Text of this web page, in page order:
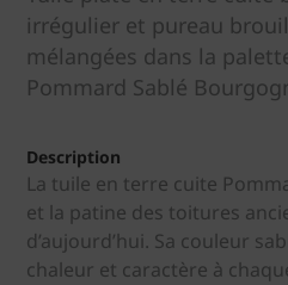
irrégulier et pureau
mélangées dans la
Pommard Sablé
Description
La tuile en terre cuite
et la patine des toitures
d’aujourd’hui. Sa couleur
chaleur et caractère à